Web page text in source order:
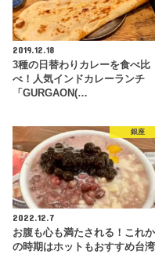
2019.12.18
3種の日替わりカレーを食べ比
べ！人気インドカレーランチ
「GURGAON(…
銀座
2022.12.7
お腹も心も満たされる！これ
の時期はホットもおすすめ台